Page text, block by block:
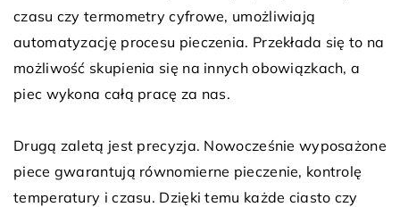
czasu czy termometry cyfrowe, umożliwiają
automatyzację procesu pieczenia. Przekłada się to na
możliwość skupienia się na innych obowiązkach, a
piec wykona całą pracę za nas.
Drugą zaletą jest precyzja. Nowocześnie wyposażone
piece gwarantują równomierne pieczenie, kontrolę
temperatury i czasu. Dzięki temu każde ciasto czy